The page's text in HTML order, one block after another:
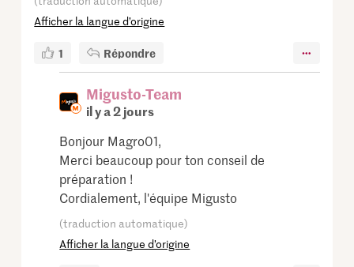
Afficher la langue d’origine
1 Répondre
Migusto-Team
il y a 2 jours
Bonjour Magro01,
Merci beaucoup pour ton conseil de
préparation !
Cordialement, l'équipe Migusto
(traduction automatique)
Afficher la langue d’origine